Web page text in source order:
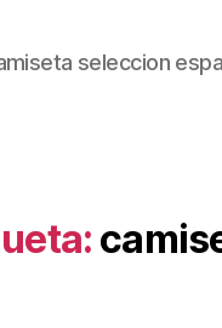
seleccion